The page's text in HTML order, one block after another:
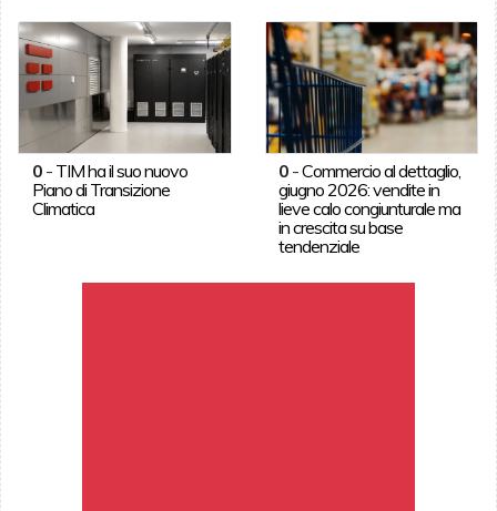
0- TIM ha il suo nuovo
Piano di Transizione
Climatica
0 -Commercio al dettaglio,
giugno 2026: vendite in
lieve calo congiunturale ma
in crescita su base
tendenziale